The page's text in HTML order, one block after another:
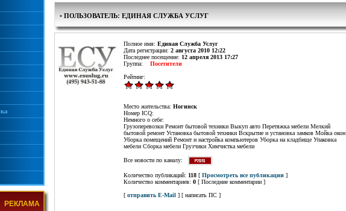
РЕКЛАМА
• ПОЛЬЗОВАТЕЛЬ: ЕДИНАЯ СЛУЖБА УСЛУГ
Полное имя: Единая Служба Услуг
Дата регистрации: 2 августа 2010 12:22
Последнее посещение: 12 апреля 2013 17:27
Группа: Посетители
Рейтинг:
Место жительства: Ногинск
Номер ICQ:
Немного о себе:
Грузоперевозки Ремонт бытовой техники Выкуп авто Перетяжка мебели Мелкий
бытовой ремонт Установка бытовой техники Вскрытие и установка замков Мойка окон
Уборка помещений Ремонт и настройка компьютеров Уборка на кладбище Упаковка
мебели Сборка мебели Грузчики Химчистка мебели
Все новости по каналу:
Количество публикаций: 118 [ Просмотреть все публикации ]
Количество комментариев: 0 [ Последние комментарии ]
[ отправить E-Mail ] [ написать ПС ]